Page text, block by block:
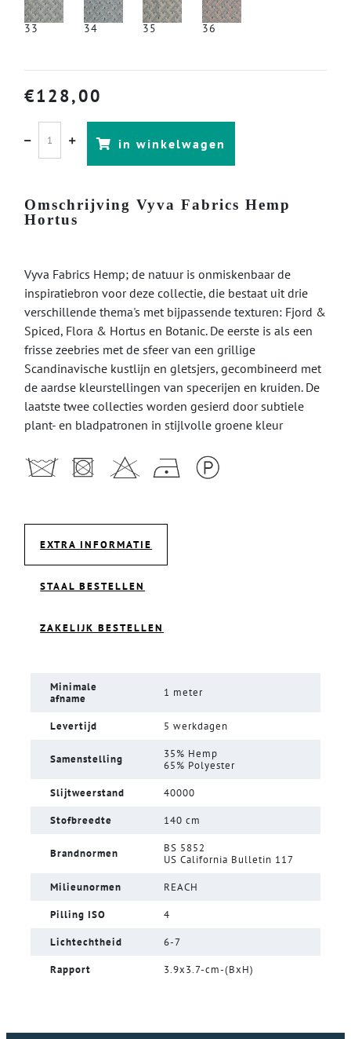
33 34 35 36
€128,00
in winkelwagen
Omschrijving Vyva Fabrics Hemp
Hortus
Vyva Fabrics Hemp; de natuur is onmiskenbaar de
inspiratiebron voor deze collectie, die bestaat uit drie
verschillende thema's met bijpassende texturen: Fjord &
Spiced, Flora & Hortus en Botanic. De eerste is als een
frisse zeebries met de sfeer van een grillige
Scandinavische kustlijn en gletsjers, gecombineerd met
de aardse kleurstellingen van specerijen en kruiden. De
laatste twee collecties worden gesierd door subtiele
plant- en bladpatronen in stijlvolle groene kleur
EXTRA INFORMATIE
STAAL BESTELLEN
ZAKELIJK BESTELLEN
Minimale
afname
1 meter
Levertijd 5 werkdagen
Samenstelling
35% Hemp
65% Polyester
Slijtweerstand 40000
Stofbreedte 140 cm
Brandnormen
BS 5852
US California Bulletin 117
Milieunormen REACH
Pilling ISO 4
Lichtechtheid 6-7
Rapport 3.9x3.7-cm-(BxH)